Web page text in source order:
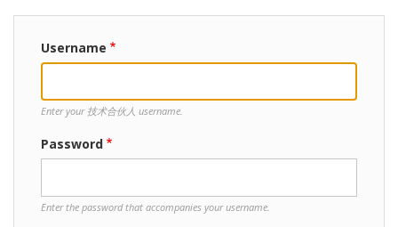
Username
Enter your 技术合伙人 username.
Password
Enter the password that accompanies your username.